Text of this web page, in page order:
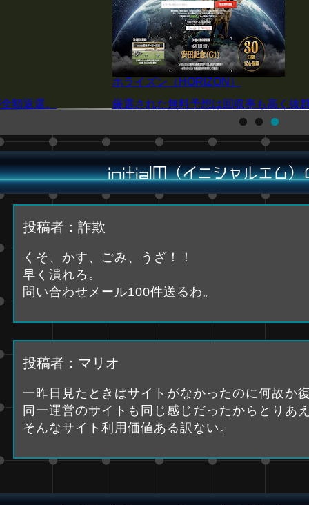
度を誇る！
P4
注目の阪神JF(G1)を厳選予想！買い目
initialM（イニシャルエム）
投稿者：詐欺
くそ、かす、ごみ、うざ！！
早く潰れろ。
問い合わせメール100件送るわ。
投稿者：マリオ
一昨日見たときはサイトがなかったのに何故か
同一運営のサイトも同じ感じだったからとりあ
そんなサイト利用価値ある訳ない。